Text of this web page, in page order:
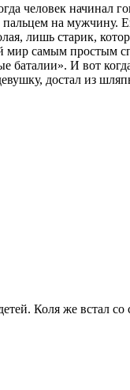
человек начинал
на мужчину.
лишь старик,
самым простым
баталии». И вот
достал из
Коля же встал со